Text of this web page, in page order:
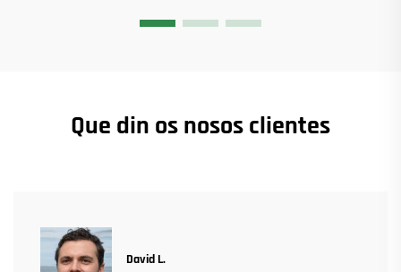
Que din os nosos clientes
David L.